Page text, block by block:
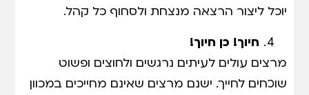
יוכל ליצור הרצאה מנצחת ולסחוף כל קהל.
חיוך! כן חיוך!
מרצים עולים לעיתים נרגשים ולחוצים ופשוט
שוכחים לחייך. ישנם מרצים שאינם מחייכים במכוון